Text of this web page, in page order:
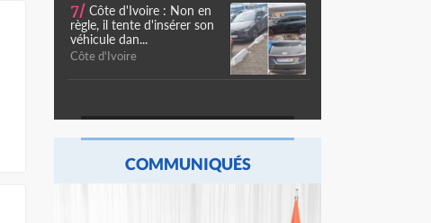
7/ Côte d'Ivoire : Non en
règle, il tente d'insérer son
véhicule dan...
Côte d'Ivoire
COMMUNIQUÉS